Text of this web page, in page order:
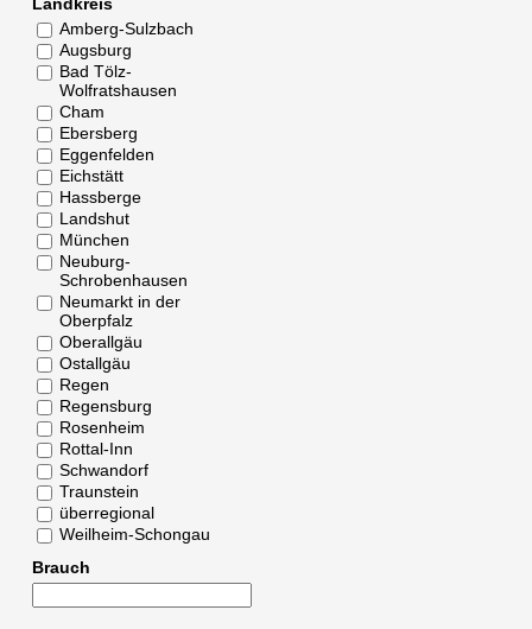
Amberg-Sulzbach
Augsburg
Bad Tölz-
Wolfratshausen
Cham
Ebersberg
Eggenfelden
Eichstätt
Hassberge
Landshut
München
Neuburg-
Schrobenhausen
Neumarkt in der
Oberpfalz
Oberallgäu
Ostallgäu
Regen
Regensburg
Rosenheim
Rottal-Inn
Schwandorf
Traunstein
überregional
Weilheim-Schongau
Brauch